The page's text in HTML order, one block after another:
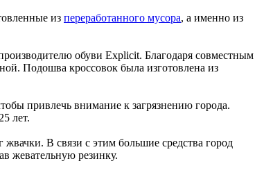
из переработанного мусора, а именно из
обуви Explicit. Благодаря совместным
Подошва кроссовок была изготовлена из
привлечь внимание к загрязнению города.
лет.
В связи с этим большие средства город
жевательную резинку.